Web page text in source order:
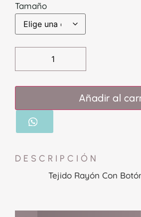
Tamaño
Añadir al
DESCRIPCIÓN
Tejido Rayón Con